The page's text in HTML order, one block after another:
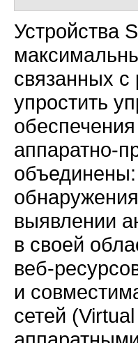
Устройства
связанных с
упростить
аппаратно-
выявлении
в своей
веб-
и
сетей